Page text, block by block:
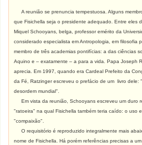
A reunião se prenuncia tempestuosa. Alguns
que Fisichella seja o presidente adequado. Entre eles
Miquel Schooyans, belga, professor emérito da
considerado especialista em Antropologia, em filosofia
membro de três academias pontifícias: a das ciências
Aquino e – exatamente – a para a vida. Papa Joseph
aprecia. Em 1997, quando era Cardeal Prefeito da
da Fé, Ratzinger escreveu o prefácio de um livro dele:
desordem mundial".
Em vista da reunião, Schooyans escreveu um duro
"ratoeira" na qual Fisichella também teria caído: o uso
"compaixão".
O requisitório é reproduzido integralmente mais
nome de Fisichella. Há porém referências precisas a